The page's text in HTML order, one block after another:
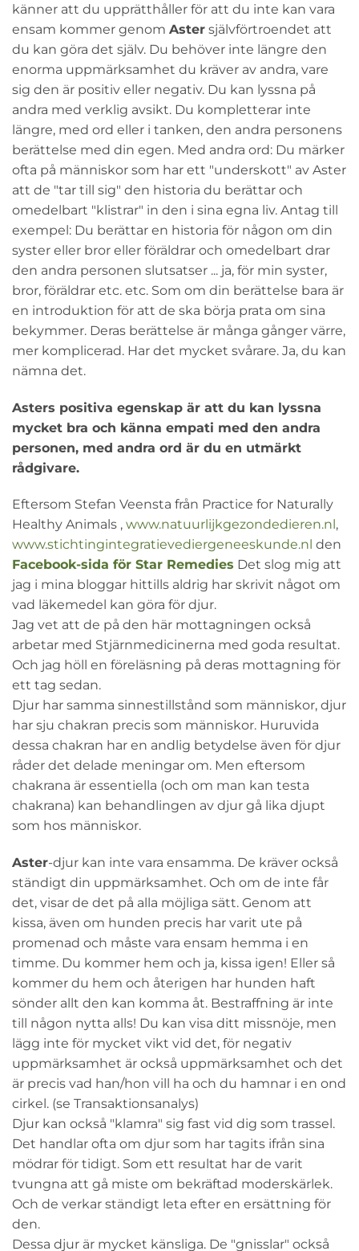
känner att du upprätthåller för att du inte kan vara
ensam kommer genom Aster självförtroendet att
du kan göra det själv. Du behöver inte längre den
enorma uppmärksamhet du kräver av andra, vare
sig den är positiv eller negativ. Du kan lyssna på
andra med verklig avsikt. Du kompletterar inte
längre, med ord eller i tanken, den andra personens
berättelse med din egen. Med andra ord: Du märker
ofta på människor som har ett "underskott" av Aster
att de "tar till sig" den historia du berättar och
omedelbart "klistrar" in den i sina egna liv. Antag till
exempel: Du berättar en historia för någon om din
syster eller bror eller föräldrar och omedelbart drar
den andra personen slutsatser ... ja, för min syster,
bror, föräldrar etc. etc. Som om din berättelse bara är
en introduktion för att de ska börja prata om sina
bekymmer. Deras berättelse är många gånger värre,
mer komplicerad. Har det mycket svårare. Ja, du kan
nämna det.
Asters positiva egenskap är att du kan lyssna
mycket bra och känna empati med den andra
personen, med andra ord är du en utmärkt
rådgivare.
Eftersom Stefan Veensta från Practice for Naturally
Healthy Animals , www.natuurlijkgezondedieren.nl ,
www.stichtingintegratievediergeneeskunde.nl den
Facebook-sida för Star Remedies Det slog mig att
jag i mina bloggar hittills aldrig har skrivit något om
vad läkemedel kan göra för djur.
Jag vet att de på den här mottagningen också
arbetar med Stjärnmedicinerna med goda resultat.
Och jag höll en föreläsning på deras mottagning för
ett tag sedan.
Djur har samma sinnestillstånd som människor, djur
har sju chakran precis som människor. Huruvida
dessa chakran har en andlig betydelse även för djur
råder det delade meningar om. Men eftersom
chakrana är essentiella (och om man kan testa
chakrana) kan behandlingen av djur gå lika djupt
som hos människor.
Aster-djur kan inte vara ensamma. De kräver också
ständigt din uppmärksamhet. Och om de inte får
det, visar de det på alla möjliga sätt. Genom att
kissa, även om hunden precis har varit ute på
promenad och måste vara ensam hemma i en
timme. Du kommer hem och ja, kissa igen! Eller så
kommer du hem och återigen har hunden haft
sönder allt den kan komma åt. Bestraffning är inte
till någon nytta alls! Du kan visa ditt missnöje, men
lägg inte för mycket vikt vid det, för negativ
uppmärksamhet är också uppmärksamhet och det
är precis vad han/hon vill ha och du hamnar i en ond
cirkel. (se Transaktionsanalys)
Djur kan också "klamra" sig fast vid dig som trassel.
Det handlar ofta om djur som har tagits ifrån sina
mödrar för tidigt. Som ett resultat har de varit
tvungna att gå miste om bekräftad moderskärlek.
Och de verkar ständigt leta efter en ersättning för
den.
Dessa djur är mycket känsliga. De "gnisslar" också